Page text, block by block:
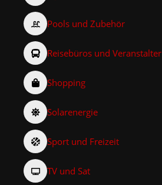
Pools und Zubehör
Reisebüros und Veranstalter
Shopping
Solarenergie
Sport und Freizeit
TV und Sat